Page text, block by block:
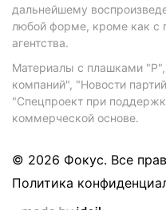
дальнейшему
любой форме, кроме как с
агентства.
Материалы с плашками
компаний", "Новости
"Спецпроект при
коммерческой основе.
© 2026 Фокус. Все
Политика